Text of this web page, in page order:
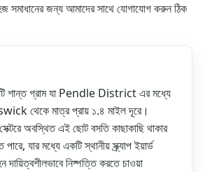
সমাধানের জন্য আমাদের সাথে যোগাযোগ করুন ঠিক
গ্রাম যা Pendle District এর মধ্যে
থেকে মাত্র প্রায় ১.৪ মাইল দূরে।
অবস্থিত এই ছোট বসতি কাছাকাছি থাকার
যার মধ্যে একটি স্থানীয় স্ক্র্যাপ ইয়ার্ড
দায়িত্বশীলভাবে নিষ্পত্তি করতে চাওয়া